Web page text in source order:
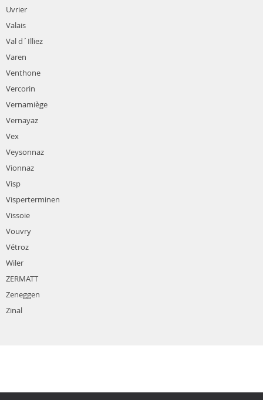
Uvrier
Valais
Val d´Illiez
Varen
Venthone
Vercorin
Vernamiège
Vernayaz
Vex
Veysonnaz
Vionnaz
Visp
Visperterminen
Vissoie
Vouvry
Vétroz
Wiler
ZERMATT
Zeneggen
Zinal